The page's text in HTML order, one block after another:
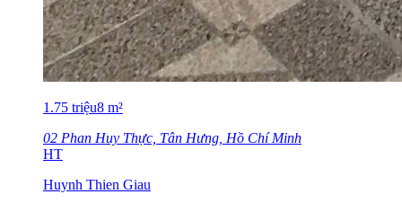
1.75 triệu8 m²
02 Phan Huy Thực, Tân Hưng, Hồ Chí Minh
HT
Huynh Thien Giau